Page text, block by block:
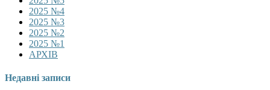
2025 №4
2025 №3
2025 №2
2025 №1
АРХІВ
Недавні записи